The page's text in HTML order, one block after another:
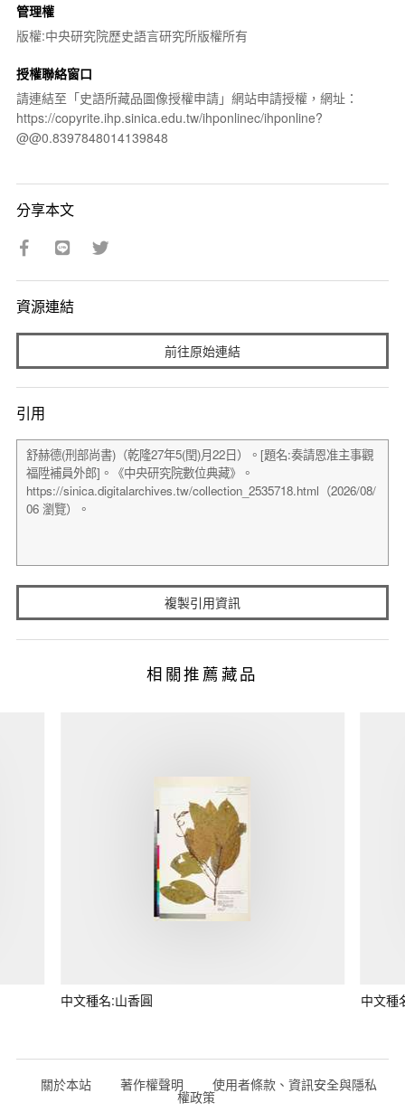
管理權
版權:中央研究院歷史語言研究所版權所有
授權聯絡窗口
請連結至「史語所藏品圖像授權申請」網站申請授權，網址：
https://copyrite.ihp.sinica.edu.tw/ihponlinec/ihponline?
@@0.8397848014139848
分享本文
資源連結
前往原始連結
引用
複製引用資訊
相關推薦藏品
中文種名:山香圓 中文種
關於本站 著作權聲明 使用者條款、資訊安全與隱私
權政策